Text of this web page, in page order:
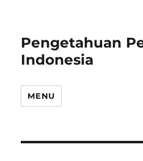
Pengetahuan
Indonesia
MENU